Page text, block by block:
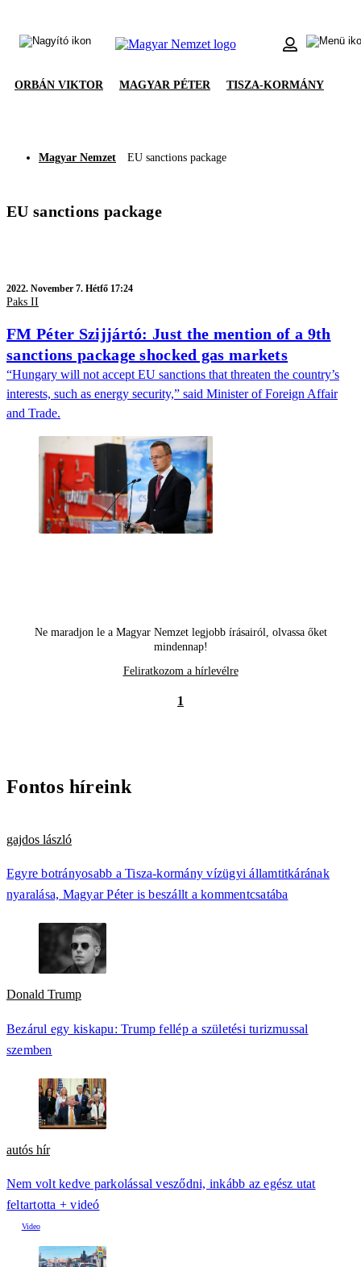
ORBÁN VIKTOR MAGYAR PÉTER TISZA-KORMÁNY
Magyar Nemzet EU sanctions package
EU sanctions package
2022. November 7. Hétfő 17:24
Paks II
FM Péter Szijjártó: Just the mention of a 9th
sanctions package shocked gas markets
“Hungary will not accept EU sanctions that threaten the country’s
interests, such as energy security,” said Minister of Foreign Affair
and Trade.
Ne maradjon le a Magyar Nemzet legjobb írásairól, olvassa őket
mindennap!
Feliratkozom a hírlevélre
1
Fontos híreink
gajdos lászló
Egyre botrányosabb a Tisza-kormány vízügyi államtitkárának
nyaralása, Magyar Péter is beszállt a kommentcsatába
Donald Trump
Bezárul egy kiskapu: Trump fellép a születési turizmussal
szemben
autós hír
Nem volt kedve parkolással vesződni, inkább az egész utat
feltartotta + videó